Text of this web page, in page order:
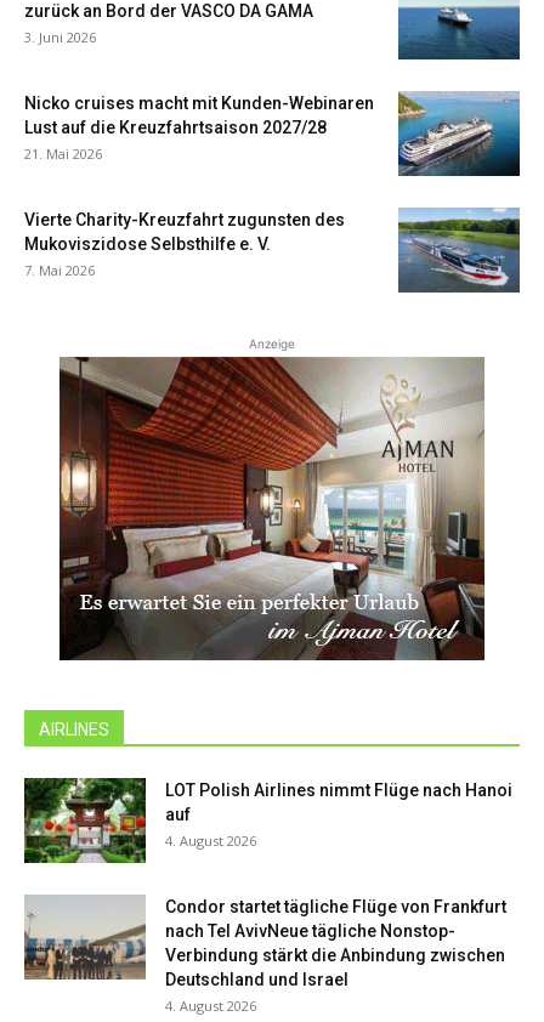
zurück an Bord der VASCO DA GAMA
3. Juni 2026
Nicko cruises macht mit Kunden-Webinaren
Lust auf die Kreuzfahrtsaison 2027/28
21. Mai 2026
Vierte Charity-Kreuzfahrt zugunsten des
Mukoviszidose Selbsthilfe e. V.
7. Mai 2026
Anzeige
AIRLINES
LOT Polish Airlines nimmt Flüge nach Hanoi
auf
4. August 2026
Condor startet tägliche Flüge von Frankfurt
nach Tel AvivNeue tägliche Nonstop-
Verbindung stärkt die Anbindung zwischen
Deutschland und Israel
4. August 2026